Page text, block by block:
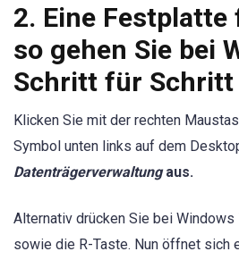
2. Eine
so gehen Sie bei
Schritt für Schritt
Klicken Sie mit der rechten
Symbol unten links auf dem
Datenträgerverwaltungaus.
Alternativ drücken Sie bei
sowie die R-Taste. Nun öffnet sich